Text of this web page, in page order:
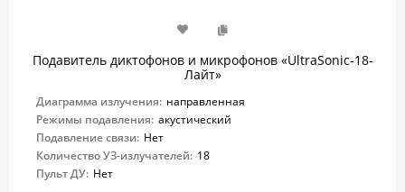
Подавитель диктофонов и микрофонов «UltraSonic-18-
Лайт»
Диаграмма излучения: направленная
Режимы подавления: акустический
Подавление связи: Нет
Количество УЗ-излучателей: 18
Пульт ДУ: Нет